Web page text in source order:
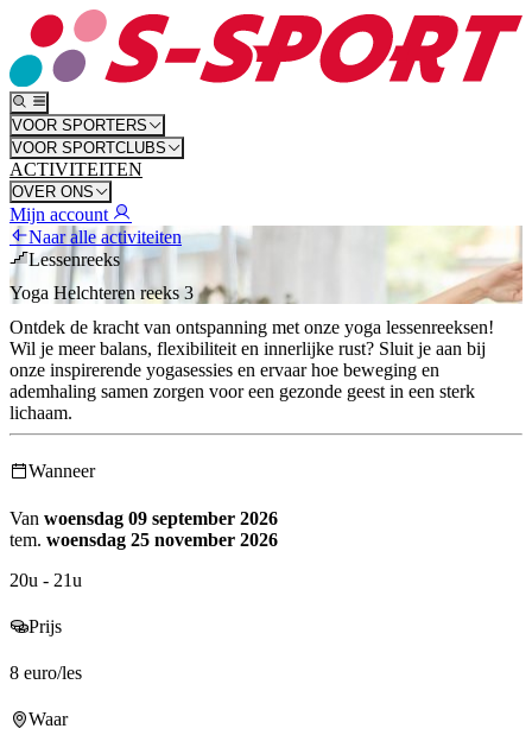
VOOR SPORTERS
VOOR SPORTCLUBS
ACTIVITEITEN
OVER ONS
Mijn account
Naar alle activiteiten
Lessenreeks
Yoga Helchteren reeks 3
Ontdek de kracht van ontspanning met onze yoga lessenreeksen!
Wil je meer balans, flexibiliteit en innerlijke rust? Sluit je aan bij
onze inspirerende yogasessies en ervaar hoe beweging en
ademhaling samen zorgen voor een gezonde geest in een sterk
lichaam.
Wanneer
Van woensdag 09 september 2026
tem. woensdag 25 november 2026
20u - 21u
Prijs
8 euro/les
Waar